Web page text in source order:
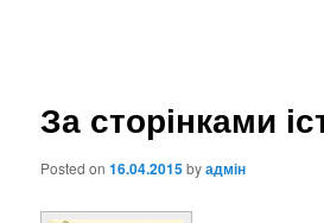
За сторінками
Posted on16.04.2015byадмін